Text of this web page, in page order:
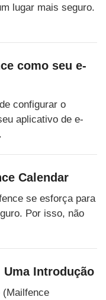
lugar mais seguro.
como seu e-
configurar o
aplicativo de e-
Calendar
se esforça para
Por isso, não
Introdução
(Mailfence